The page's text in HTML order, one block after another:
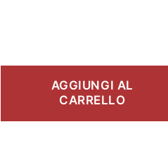
AGGIUNGI AL
CARRELLO